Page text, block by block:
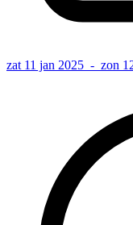
zat 11 jan 2025 - zon